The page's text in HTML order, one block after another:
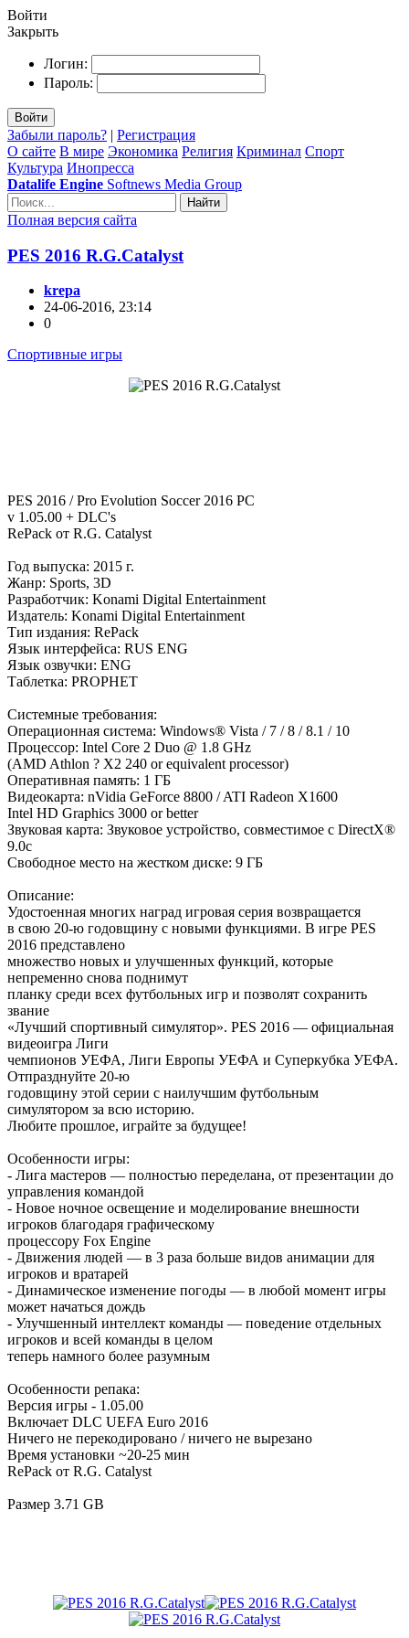
Войти
Закрыть
Логин:
Пароль:
Войти
Забыли пароль? | Регистрация
О сайте В мире Экономика Религия Криминал Спорт
Культура Инопресса
Datalife Engine Softnews Media Group
Найти
Полная версия сайта
PES 2016 R.G.Catalyst
krepa
24-06-2016, 23:14
0
Спортивные игры
PES 2016 / Pro Evolution Soccer 2016 PC
v 1.05.00 + DLC's
RePack от R.G. Catalyst
Год выпуска: 2015 г.
Жанр: Sports, 3D
Разработчик: Konami Digital Entertainment
Издатель: Konami Digital Entertainment
Тип издания: RePack
Язык интерфейса: RUS ENG
Язык озвучки: ENG
Таблетка: PROPHET
Системные требования:
Операционная система: Windows® Vista / 7 / 8 / 8.1 / 10
Процессор: Intel Core 2 Duo @ 1.8 GHz
(AMD Athlon ? X2 240 or equivalent processor)
Оперативная память: 1 ГБ
Видеокарта: nVidia GeForce 8800 / ATI Radeon X1600
Intel HD Graphics 3000 or better
Звуковая карта: Звуковое устройство, совместимое с DirectX®
9.0с
Свободное место на жестком диске: 9 ГБ
Описание:
Удостоенная многих наград игровая серия возвращается
в свою 20-ю годовщину с новыми функциями. В игре PES
2016 представлено
множество новых и улучшенных функций, которые
непременно снова поднимут
планку среди всех футбольных игр и позволят сохранить
звание
«Лучший спортивный симулятор». PES 2016 — официальная
видеоигра Лиги
чемпионов УЕФА, Лиги Европы УЕФА и Суперкубка УЕФА.
Отпразднуйте 20-ю
годовщину этой серии с наилучшим футбольным
симулятором за всю историю.
Любите прошлое, играйте за будущее!
Особенности игры:
- Лига мастеров — полностью переделана, от презентации до
управления командой
- Новое ночное освещение и моделирование внешности
игроков благодаря графическому
процессору Fox Engine
- Движения людей — в 3 раза больше видов анимации для
игроков и вратарей
- Динамическое изменение погоды — в любой момент игры
может начаться дождь
- Улучшенный интеллект команды — поведение отдельных
игроков и всей команды в целом
теперь намного более разумным
Особенности репака:
Версия игры - 1.05.00
Включает DLC UEFA Euro 2016
Ничего не перекодировано / ничего не вырезано
Время установки ~20-25 мин
RePack от R.G. Catalyst
Размер 3.71 GB